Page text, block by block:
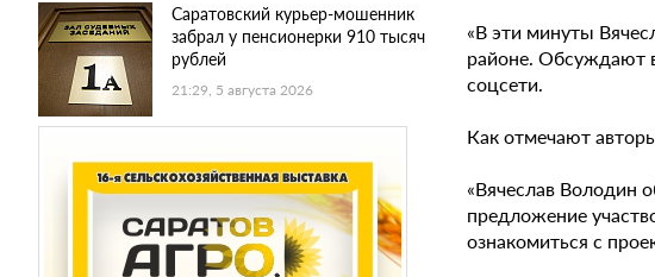
Саратовский курьер-мошенник
забрал у пенсионерки 910 тысяч
рублей
21:29, 5 августа 2026
«В эти минуты
районе. Обсуждают
соцсети.
Как отмечают
«Вячеслав Володин
предложение
ознакомиться с